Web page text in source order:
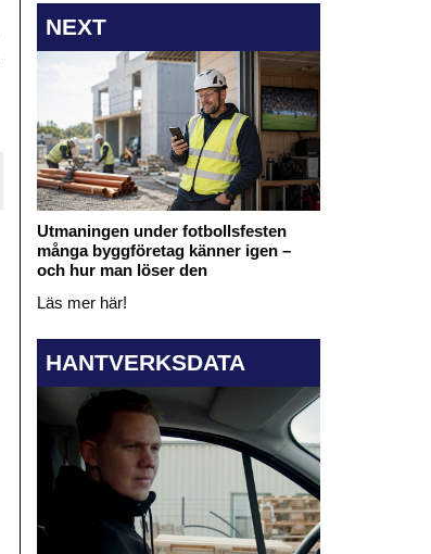
NEXT
Utmaningen under fotbollsfesten
många byggföretag känner igen –
och hur man löser den
Läs mer här!
HANTVERKSDATA